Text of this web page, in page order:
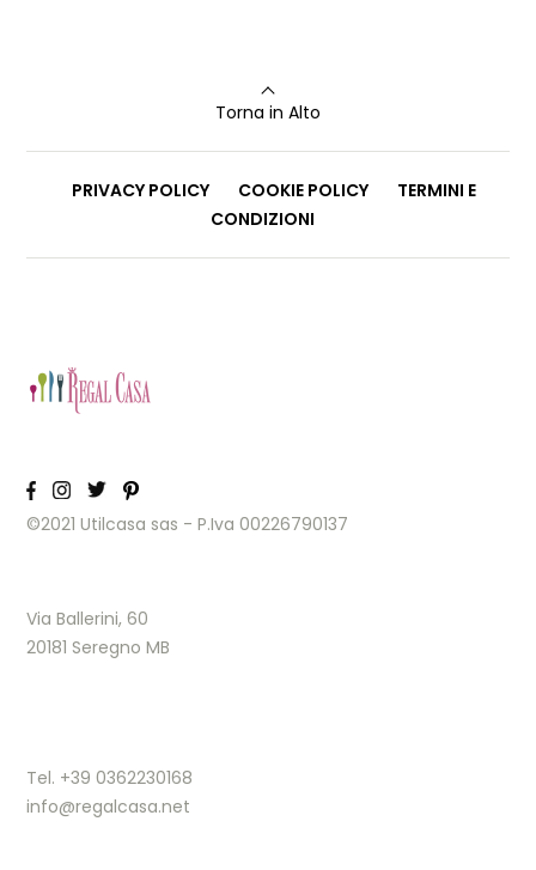
Torna in Alto
PRIVACY POLICY COOKIE POLICY
TERMINI E
CONDIZIONI
©2021 Utilcasa sas - P.Iva 00226790137
Via Ballerini, 60
20181 Seregno MB
Tel. +39 0362230168
info@regalcasa.net